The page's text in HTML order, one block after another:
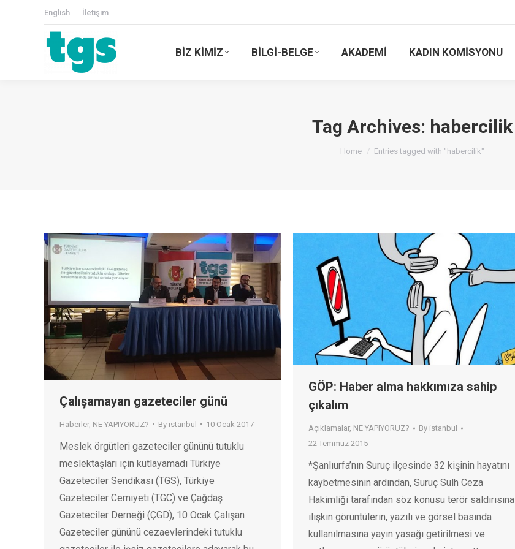
English İletişim
BİZ KİMİZ BİLGİ-BELGE AKADEMİ KADIN KOMİSYONU
Tag Archives: habercilik
You are here:
Home Entries tagged with "habercilik"
Çalışamayan gazeteciler günü
Haberler, NE YAPIYORUZ? By istanbul 10 Ocak 2017
Meslek örgütleri gazeteciler gününü tutuklu
meslektaşları için kutlayamadı Türkiye
Gazeteciler Sendikası (TGS), Türkiye
Gazeteciler Cemiyeti (TGC) ve Çağdaş
Gazeteciler Derneği (ÇGD), 10 Ocak Çalışan
Gazeteciler gününü cezaevlerindeki tutuklu
GÖP: Haber alma hakkımıza sahip
çıkalım
Açıklamalar, NE YAPIYORUZ? By istanbul
22 Temmuz 2015
*Şanlıurfa’nın Suruç ilçesinde 32 kişinin hayatını
kaybetmesinin ardından, Suruç Sulh Ceza
Hakimliği tarafından söz konusu terör saldırısına
ilişkin görüntülerin, yazılı ve görsel basında
kullanılmasına yayın yasağı getirilmesi ve